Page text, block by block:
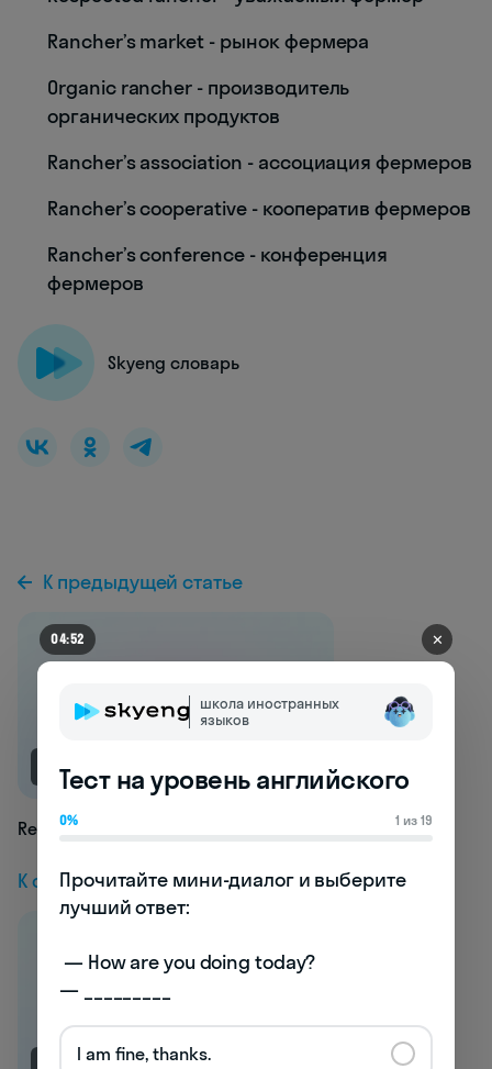
Rancher’s market - рынок фермера
Organic rancher - производитель
органических продуктов
Rancher’s association - ассоциация фермеров
Rancher’s cooperative - кооператив фермеров
Rancher’s conference - конференция
фермеров
Skyeng словарь
К предыдущей статье
NEW
Redraft
К следующей статье
04:49 ✕
школа иностранных
языков
Тест на уровень английского
0% 1 из 19
Прочитайте мини-диалог и выберите
лучший ответ:
— _________
I am fine, thanks.